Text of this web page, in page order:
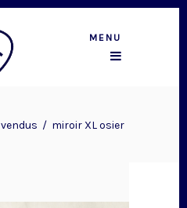
MENU
vendus / miroir XL osier